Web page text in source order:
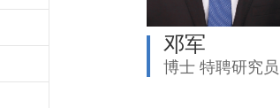
邓军
博士 特聘研究员